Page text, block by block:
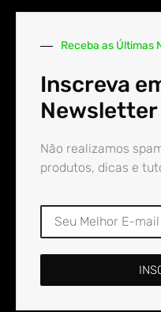
Receba as Últimas
Inscreva
Newsletter
Não realizamos
produtos, dicas e